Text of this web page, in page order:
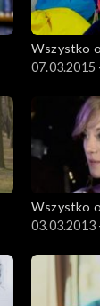
Wszystko
07.03.2015
Wszystko
03.03.2013